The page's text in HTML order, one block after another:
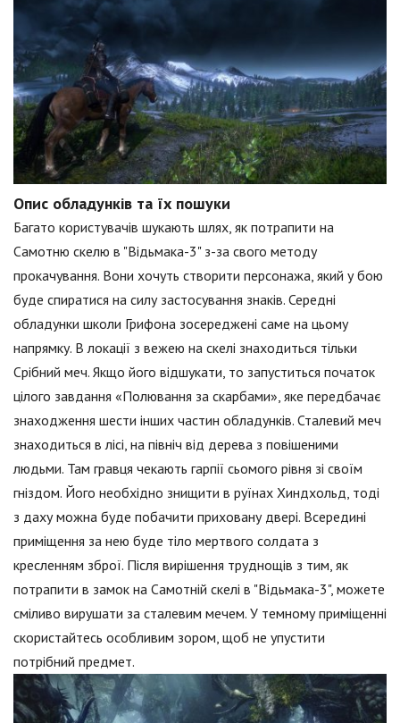
Опис обладунків та їх пошуки
Багато користувачів шукають шлях, як потрапити на
Самотню скелю в "Відьмака-3" з-за свого методу
прокачування. Вони хочуть створити персонажа, який у бою
буде спиратися на силу застосування знаків. Середні
обладунки школи Грифона зосереджені саме на цьому
напрямку. В локації з вежею на скелі знаходиться тільки
Срібний меч. Якщо його відшукати, то запуститься початок
цілого завдання «Полювання за скарбами», яке передбачає
знаходження шести інших частин обладунків. Сталевий меч
знаходиться в лісі, на північ від дерева з повішеними
людьми. Там гравця чекають гарпії сьомого рівня зі своїм
гніздом. Його необхідно знищити в руїнах Хиндхольд, тоді
з даху можна буде побачити приховану двері. Всередині
приміщення за нею буде тіло мертвого солдата з
кресленням зброї. Після вирішення труднощів з тим, як
потрапити в замок на Самотній скелі в "Відьмака-3", можете
сміливо вирушати за сталевим мечем. У темному приміщенні
скористайтесь особливим зором, щоб не упустити
потрібний предмет.